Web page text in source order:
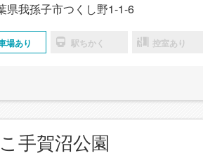
県我孫子市つくし野1-1-6
場あり 駅ちかく 控室あり
手賀沼公園